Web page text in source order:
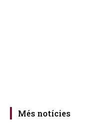
Més notícies